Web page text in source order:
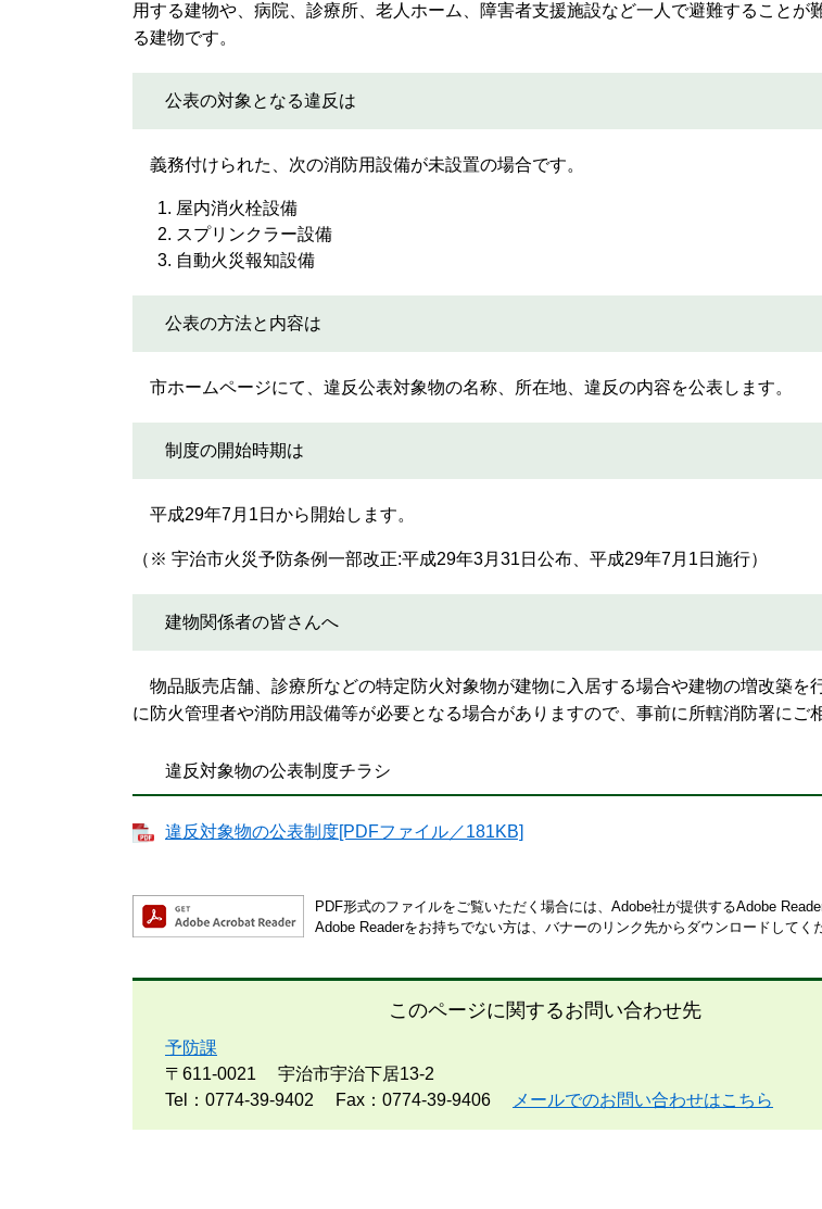
用する建物や、病院、診療所、老人ホーム、障害者支援施設など一人で避難することが
る建物です。
公表の対象となる違反は
義務付けられた、次の消防用設備が未設置の場合です。
屋内消火栓設備
スプリンクラー設備
自動火災報知設備
公表の方法と内容は
市ホームページにて、違反公表対象物の名称、所在地、違反の内容を公表します。
制度の開始時期は
平成29年7月1日から開始します。
（※ 宇治市火災予防条例一部改正:平成29年3月31日公布、平成29年7月1日施行）
建物関係者の皆さんへ
物品販売店舗、診療所などの特定防火対象物が建物に入居する場合や建物の増改築を
に防火管理者や消防用設備等が必要となる場合がありますので、事前に所轄消防署にご
違反対象物の公表制度チラシ
違反対象物の公表制度[PDFファイル／181KB]
PDF形式のファイルをご覧いただく場合には、Adobe社が提供するAdobe
Adobe Readerをお持ちでない方は、バナーのリンク先からダウンロードしてく
このページに関するお問い合わせ先
予防課
〒611-0021
宇治市宇治下居13-2
Tel：0774-39-9402
Fax：0774-39-9406 メールでのお問い合わせはこちら